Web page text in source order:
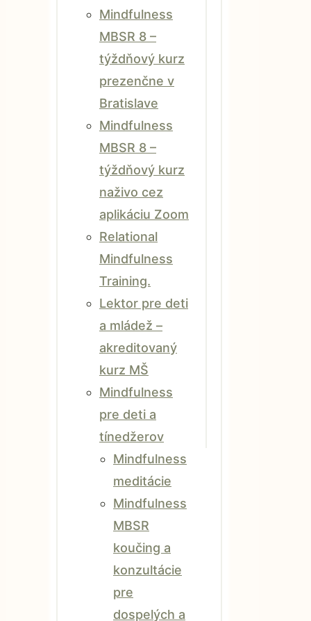
Mindfulness
MBSR 8 –
týždňový kurz
prezenčne v
Bratislave
Mindfulness
MBSR 8 –
týždňový kurz
naživo cez
aplikáciu Zoom
Relational
Mindfulness
Training.
Lektor pre deti
a mládež –
akreditovaný
kurz MŠ
Mindfulness
pre deti a
tínedžerov
Mindfulness
meditácie
Mindfulness
MBSR
koučing a
konzultácie
pre
dospelých a